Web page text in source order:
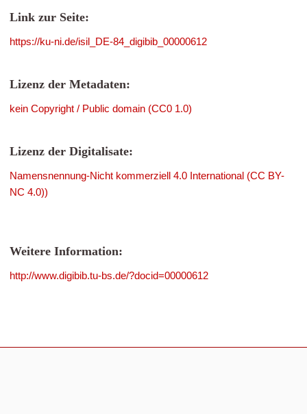
Link zur Seite:
https://ku-ni.de/isil_DE-84_digibib_00000612
Lizenz der Metadaten:
kein Copyright / Public domain (CC0 1.0)
Lizenz der Digitalisate:
Namensnennung-Nicht kommerziell 4.0 International (CC BY-
NC 4.0))
Weitere Information:
http://www.digibib.tu-bs.de/?docid=00000612